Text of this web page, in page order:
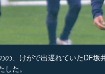
の、けがで出遅れていたDF坂
た。